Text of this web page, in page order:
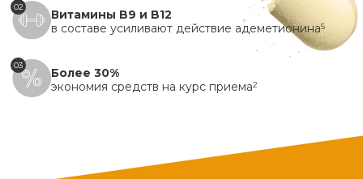
02
Витамины B9 и B12
в составе усиливают действие адеметионина5
03
Более 30%
экономия средств на курс приема2